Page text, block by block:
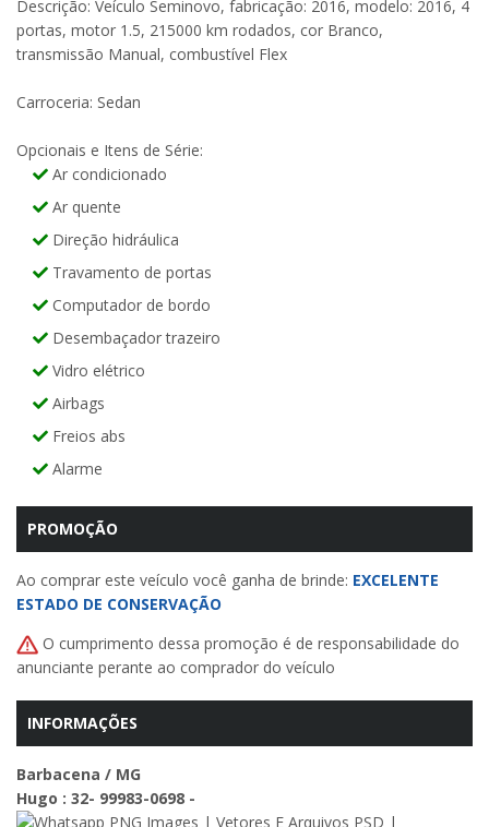
Descrição: Veículo Seminovo, fabricação: 2016, modelo: 2016, 4
portas, motor 1.5, 215000 km rodados, cor Branco,
transmissão Manual, combustível Flex
Carroceria: Sedan
Opcionais e Itens de Série:
Ar condicionado
Ar quente
Direção hidráulica
Travamento de portas
Computador de bordo
Desembaçador trazeiro
Vidro elétrico
Airbags
Freios abs
Alarme
PROMOÇÃO
Ao comprar este veículo você ganha de brinde: EXCELENTE
ESTADO DE CONSERVAÇÃO
O cumprimento dessa promoção é de responsabilidade do
anunciante perante ao comprador do veículo
INFORMAÇÕES
Barbacena / MG
Hugo : 32- 99983-0698 -